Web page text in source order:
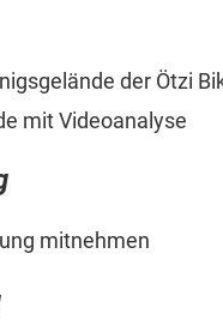
der Ötzi
mit Videoanalyse
mitnehmen